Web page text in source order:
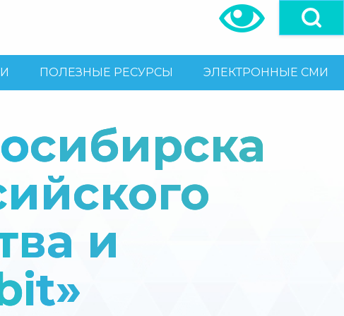
ПОЛЕЗНЫЕ РЕСУРСЫ ЭЛЕКТРОННЫЕ СМИ
и